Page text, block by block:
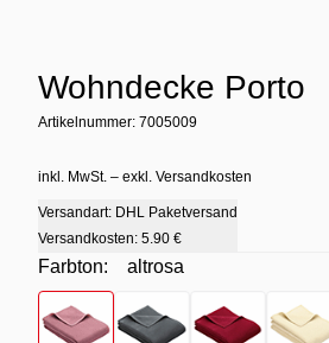
Wohndecke Porto
Artikelnummer: 7005009
inkl. MwSt. – exkl. Versandkosten
Versandart: DHL Paketversand
Versandkosten: 5.90 €
Farbton:
altrosa
Farbton
- altrosa
Farbton - anthrazit
Farbton - rot
Farbton